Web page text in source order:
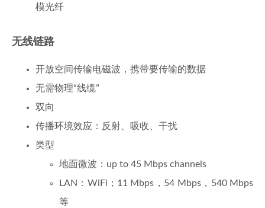
模光纤
无线链路
开放空间传输电磁波，携带要传输的数据
无需物理“线缆”
双向
传播环境效应：反射、吸收、干扰
类型
地面微波：up to 45 Mbps channels
LAN：WiFi；11 Mbps，54 Mbps，540 Mbps
等